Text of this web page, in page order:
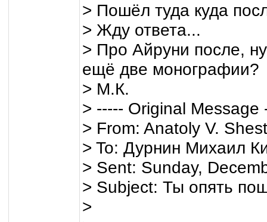
> Пошёл туда куда
> Жду ответа...
> Про Айруни после,
ещё две монографии?
> М.К.
> ----- Original Message
> From: Anatoly V.
> To: Дурнин Михаил
> Sent: Sunday,
> Subject: Ты опять
>